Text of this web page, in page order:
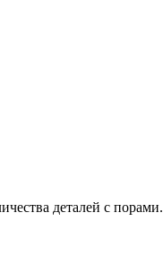
деталей с порами.